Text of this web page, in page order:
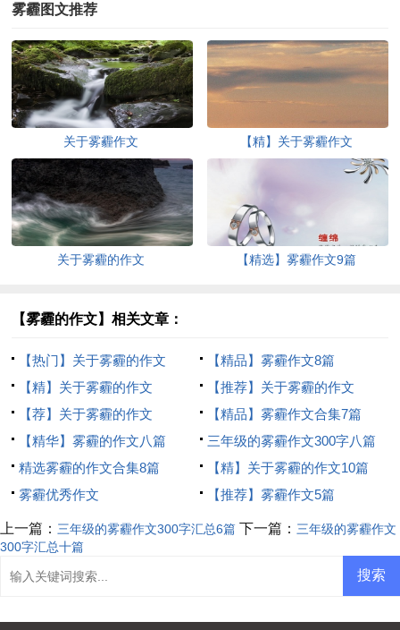
雾霾图文推荐
关于雾霾作文 【精】关于雾霾作文
关于雾霾的作文 【精选】雾霾作文9篇
【雾霾的作文】相关文章：
【热门】关于雾霾的作文
【精品】雾霾作文8篇
【精】关于雾霾的作文
【推荐】关于雾霾的作文
【荐】关于雾霾的作文
【精品】雾霾作文合集7篇
【精华】雾霾的作文八篇
三年级的雾霾作文300字八篇
精选雾霾的作文合集8篇
【精】关于雾霾的作文10篇
雾霾优秀作文
【推荐】雾霾作文5篇
上一篇： 三年级的雾霾作文300字汇总6篇 下一篇： 三年级的雾霾作文
300字汇总十篇